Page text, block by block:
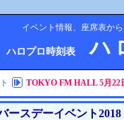
イベント情報、座席表か
ハロプロ時刻表 ハ
TOKYO FM HALL 5月22
ースデーイベント2018